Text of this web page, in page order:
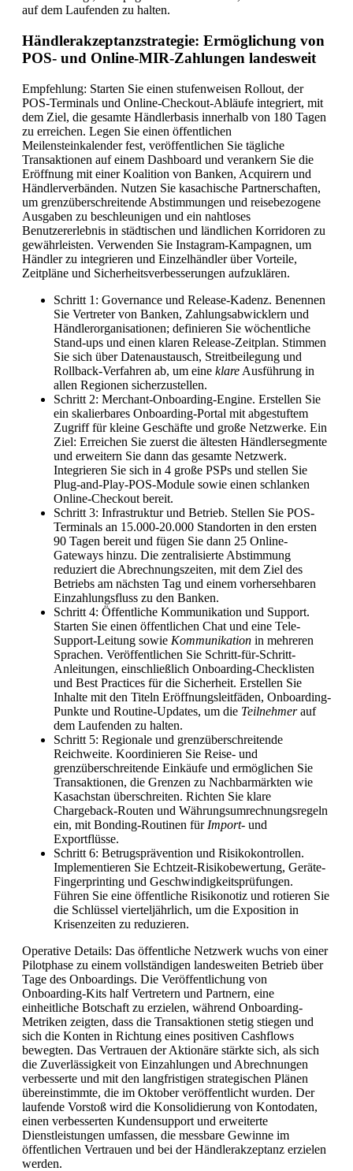
auf dem Laufenden zu halten.
Händlerakzeptanzstrategie: Ermöglichung von
POS- und Online-MIR-Zahlungen landesweit
Empfehlung: Starten Sie einen stufenweisen Rollout, der
POS-Terminals und Online-Checkout-Abläufe integriert, mit
dem Ziel, die gesamte Händlerbasis innerhalb von 180 Tagen
zu erreichen. Legen Sie einen öffentlichen
Meilensteinkalender fest, veröffentlichen Sie tägliche
Transaktionen auf einem Dashboard und verankern Sie die
Eröffnung mit einer Koalition von Banken, Acquirern und
Händlerverbänden. Nutzen Sie kasachische Partnerschaften,
um grenzüberschreitende Abstimmungen und reisebezogene
Ausgaben zu beschleunigen und ein nahtloses
Benutzererlebnis in städtischen und ländlichen Korridoren zu
gewährleisten. Verwenden Sie Instagram-Kampagnen, um
Händler zu integrieren und Einzelhändler über Vorteile,
Zeitpläne und Sicherheitsverbesserungen aufzuklären.
Schritt 1: Governance und Release-Kadenz. Benennen
Sie Vertreter von Banken, Zahlungsabwicklern und
Händlerorganisationen; definieren Sie wöchentliche
Stand-ups und einen klaren Release-Zeitplan. Stimmen
Sie sich über Datenaustausch, Streitbeilegung und
Rollback-Verfahren ab, um eine klare Ausführung in
allen Regionen sicherzustellen.
Schritt 2: Merchant-Onboarding-Engine. Erstellen Sie
ein skalierbares Onboarding-Portal mit abgestuftem
Zugriff für kleine Geschäfte und große Netzwerke. Ein
Ziel: Erreichen Sie zuerst die ältesten Händlersegmente
und erweitern Sie dann das gesamte Netzwerk.
Integrieren Sie sich in 4 große PSPs und stellen Sie
Plug-and-Play-POS-Module sowie einen schlanken
Online-Checkout bereit.
Schritt 3: Infrastruktur und Betrieb. Stellen Sie POS-
Terminals an 15.000-20.000 Standorten in den ersten
90 Tagen bereit und fügen Sie dann 25 Online-
Gateways hinzu. Die zentralisierte Abstimmung
reduziert die Abrechnungszeiten, mit dem Ziel des
Betriebs am nächsten Tag und einem vorhersehbaren
Einzahlungsfluss zu den Banken.
Schritt 4: Öffentliche Kommunikation und Support.
Starten Sie einen öffentlichen Chat und eine Tele-
Support-Leitung sowie Kommunikation in mehreren
Sprachen. Veröffentlichen Sie Schritt-für-Schritt-
Anleitungen, einschließlich Onboarding-Checklisten
und Best Practices für die Sicherheit. Erstellen Sie
Inhalte mit den Titeln Eröffnungsleitfäden, Onboarding-
Punkte und Routine-Updates, um die Teilnehmerauf
dem Laufenden zu halten.
Schritt 5: Regionale und grenzüberschreitende
Reichweite. Koordinieren Sie Reise- und
grenzüberschreitende Einkäufe und ermöglichen Sie
Transaktionen, die Grenzen zu Nachbarmärkten wie
Kasachstan überschreiten. Richten Sie klare
Chargeback-Routen und Währungsumrechnungsregeln
ein, mit Bonding-Routinen für Import- und
Exportflüsse.
Schritt 6: Betrugsprävention und Risikokontrollen.
Implementieren Sie Echtzeit-Risikobewertung, Geräte-
Fingerprinting und Geschwindigkeitsprüfungen.
Führen Sie eine öffentliche Risikonotiz und rotieren Sie
die Schlüssel vierteljährlich, um die Exposition in
Krisenzeiten zu reduzieren.
Operative Details: Das öffentliche Netzwerk wuchs von einer
Pilotphase zu einem vollständigen landesweiten Betrieb über
Tage des Onboardings. Die Veröffentlichung von
Onboarding-Kits half Vertretern und Partnern, eine
einheitliche Botschaft zu erzielen, während Onboarding-
Metriken zeigten, dass die Transaktionen stetig stiegen und
sich die Konten in Richtung eines positiven Cashflows
bewegten. Das Vertrauen der Aktionäre stärkte sich, als sich
die Zuverlässigkeit von Einzahlungen und Abrechnungen
verbesserte und mit den langfristigen strategischen Plänen
übereinstimmte, die im Oktober veröffentlicht wurden. Der
laufende Vorstoß wird die Konsolidierung von Kontodaten,
einen verbesserten Kundensupport und erweiterte
Dienstleistungen umfassen, die messbare Gewinne im
öffentlichen Vertrauen und bei der Händlerakzeptanz erzielen
werden.